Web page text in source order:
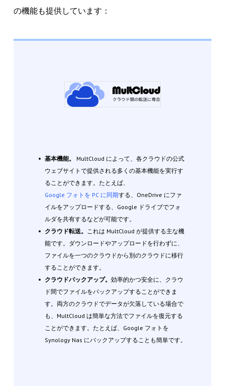
の機能も提供しています：
基本機能。
MultCloud によって、各クラウドの公式
ウェブサイトで提供される多くの基本機能を実行す
ることができます。たとえば、
Google フォトを PC に同期する、OneDrive にファ
イルをアップロードする、Google ドライブでフォ
ルダを共有するなどが可能です。
クラウド転送。 これは MultCloud が提供する主な機
能です。ダウンロードやアップロードを行わずに、
ファイルを一つのクラウドから別のクラウドに移行
することができます。
クラウドバックアップ。 効率的かつ安全に、クラウ
ド間でファイルをバックアップすることができま
す。両方のクラウドでデータが欠落している場合で
も、MultCloud は簡単な方法でファイルを復元する
ことができます。たとえば、Google フォトを
Synology Nas にバックアップすることも簡単です。